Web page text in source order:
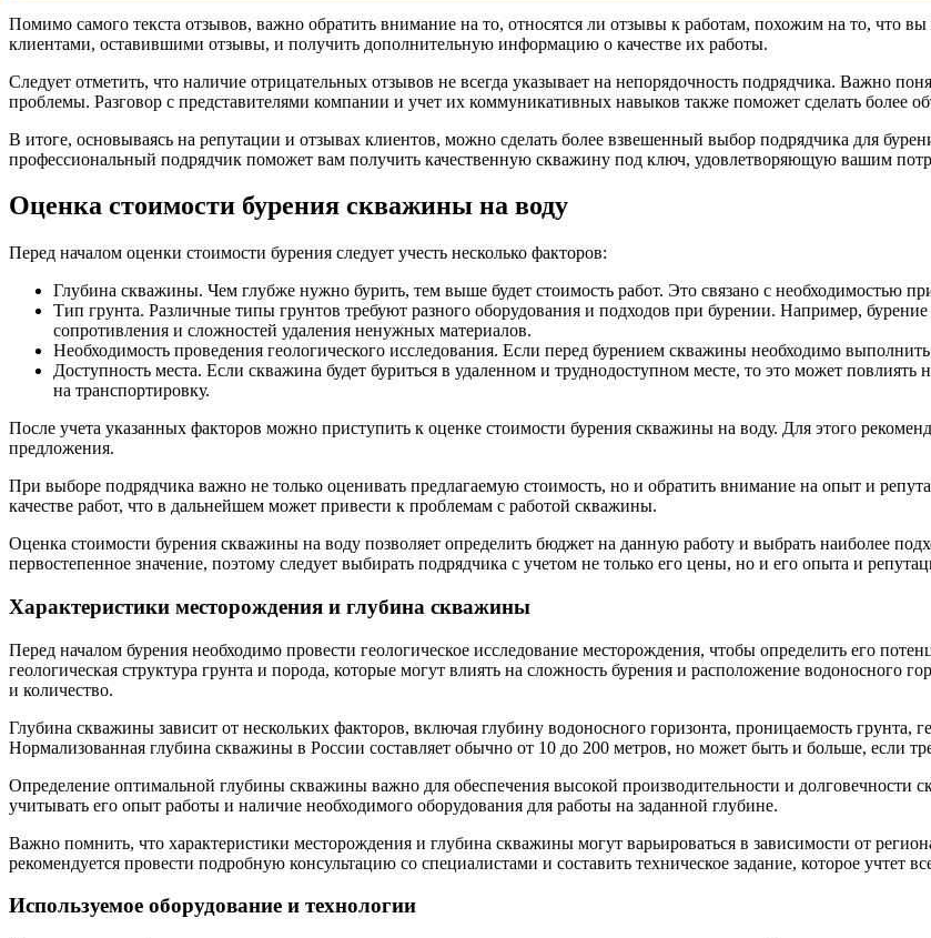
Помимо самого текста отзывов, важно обратить внимание на то, относятся ли отзывы к работам, похожим на то, что вы
клиентами, оставившими отзывы, и получить дополнительную информацию о качестве их работы.
Следует отметить, что наличие отрицательных отзывов не всегда указывает на непорядочность подрядчика. Важно
проблемы. Разговор с представителями компании и учет их коммуникативных навыков также поможет сделать более
В итоге, основываясь на репутации и отзывах клиентов, можно сделать более взвешенный выбор подрядчика для
профессиональный подрядчик поможет вам получить качественную скважину под ключ, удовлетворяющую вашим
Оценка стоимости бурения скважины на воду
Перед началом оценки стоимости бурения следует учесть несколько факторов:
Глубина скважины. Чем глубже нужно бурить, тем выше будет стоимость работ. Это связано с необходимостью
Тип грунта. Различные типы грунтов требуют разного оборудования и подходов при бурении. Например,
сопротивления и сложностей удаления ненужных материалов.
Необходимость проведения геологического исследования. Если перед бурением скважины необходимо выполнить
Доступность места. Если скважина будет буриться в удаленном и труднодоступном месте, то это может повлиять
на транспортировку.
После учета указанных факторов можно приступить к оценке стоимости бурения скважины на воду. Для этого
предложения.
При выборе подрядчика важно не только оценивать предлагаемую стоимость, но и обратить внимание на опыт и
качестве работ, что в дальнейшем может привести к проблемам с работой скважины.
Оценка стоимости бурения скважины на воду позволяет определить бюджет на данную работу и выбрать наиболее
первостепенное значение, поэтому следует выбирать подрядчика с учетом не только его цены, но и его опыта и
Характеристики месторождения и глубина скважины
Перед началом бурения необходимо провести геологическое исследование месторождения, чтобы определить его
геологическая структура грунта и порода, которые могут влиять на сложность бурения и расположение водоносного
и количество.
Глубина скважины зависит от нескольких факторов, включая глубину водоносного горизонта, проницаемость
Нормализованная глубина скважины в России составляет обычно от 10 до 200 метров, но может быть и больше, если
Определение оптимальной глубины скважины важно для обеспечения высокой производительности и
учитывать его опыт работы и наличие необходимого оборудования для работы на заданной глубине.
Важно помнить, что характеристики месторождения и глубина скважины могут варьироваться в зависимости от
рекомендуется провести подробную консультацию со специалистами и составить техническое задание, которое учтет
Используемое оборудование и технологии